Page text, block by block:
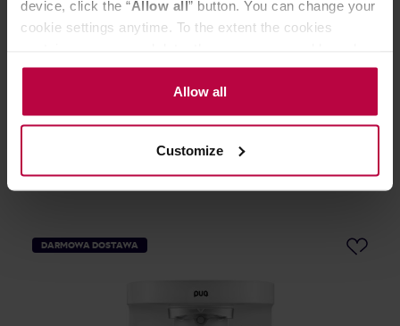
device, click the “Allow all” button. You can change your
cookie settings anytime. To the extent the cookies
the controller’s (namely, ALL GOOD S.A., ul.
Mazowiecka 24I/U9, 78-100 Kołobrzeg) or third parties’
legitimate interests which are to ensure a high quality of
activities of the controller and authorized entities. More
information about cookies and the personal data
Allow all
Customize
PUQ - tamper automatyczny PRO 58,3 mm - biały
5159,00 zł
DARMOWA DOSTAWA